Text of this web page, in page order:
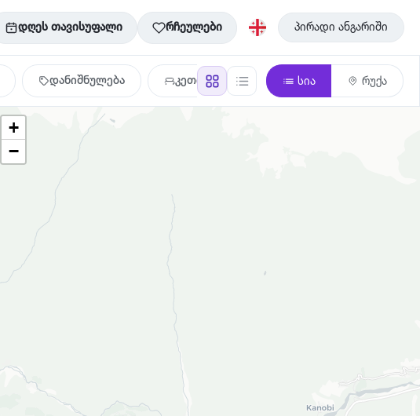
დღეს თავისუფალი რჩეულები პირადი ანგარიში
დანიშნულება კეთილმოწყობა სია რუქა
+
−